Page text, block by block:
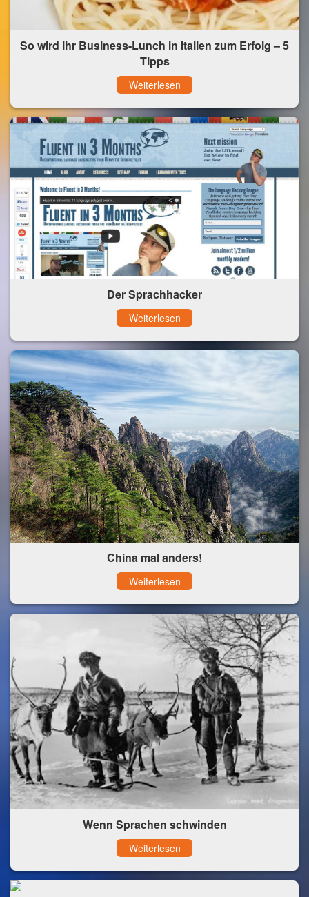
So wird ihr Business-Lunch in Italien zum Erfolg – 5
Tipps
Weiterlesen
Der Sprachhacker
Weiterlesen
China mal anders!
Weiterlesen
Wenn Sprachen schwinden
Weiterlesen